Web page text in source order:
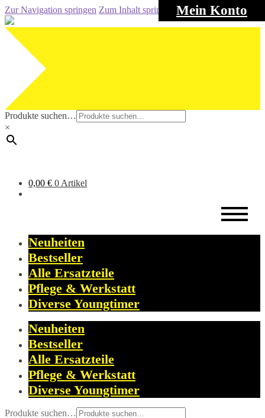
Mein Konto
Zur Navigation springen Zum Inhalt springen
Produkte suchen…
×
0,00 € 0 Artikel
Neuheiten
Bestseller
Alle Ersatzteile
Pflege & Werkstatt
Diverse Youngtimer
Neuheiten
Bestseller
Alle Ersatzteile
Pflege & Werkstatt
Diverse Youngtimer
Produkte suchen…